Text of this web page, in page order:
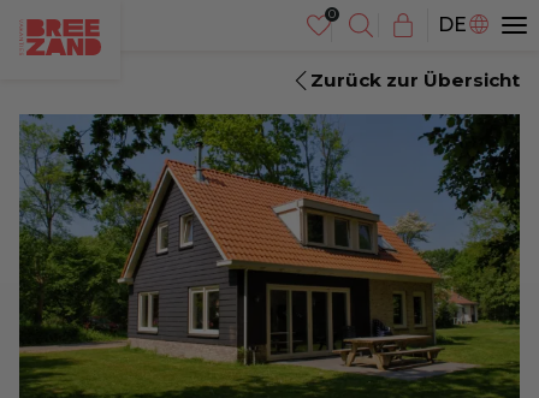
DE
NL
EN
Zurück zur Übersicht